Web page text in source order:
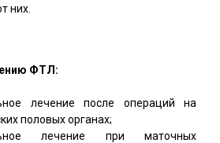
них.
ФТЛ:
лечение после операций на
половых органах;
лечение при маточных